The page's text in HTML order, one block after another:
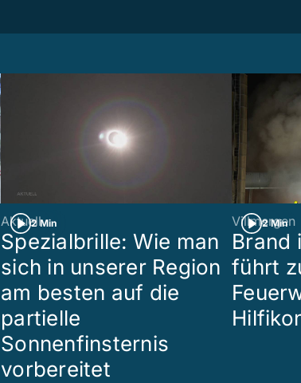
2 Min
Aktuell
Spezialbrille: Wie man
sich in unserer Region
am besten auf die
partielle
Sonnenfinsternis
vorbereitet
2 Min
Villmergen
Brand
führt